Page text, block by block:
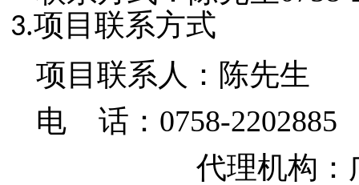
3.项目联系方式
项目联系人：陈先生
电
话： 0758-2202885
代理机构